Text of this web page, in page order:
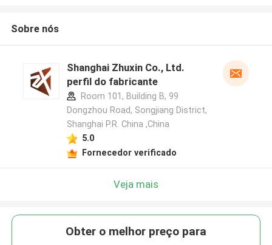
Sobre nós
Shanghai Zhuxin Co., Ltd.
perfil do fabricante
Room 101, Building B, 99
Dongzhou Road, Songjiang District,
Shanghai P.R. China ,China
5.0
Fornecedor verificado
Veja mais
Obter o melhor preço para